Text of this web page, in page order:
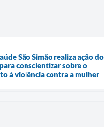
São Simão realiza ação do
conscientizar sobre o
à violência contra a mulher